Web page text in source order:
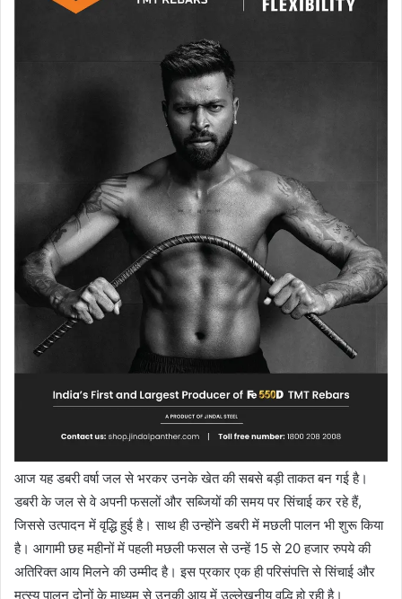
आज यह डबरी वर्षा जल से भरकर उनके खेत की सबसे बड़ी ताकत बन गई है।
डबरी के जल से वे अपनी फसलों और सब्जियों की समय पर सिंचाई कर रहे हैं,
जिससे उत्पादन में वृद्धि हुई है। साथ ही उन्होंने डबरी में मछली पालन भी शुरू किया
है। आगामी छह महीनों में पहली मछली फसल से उन्हें 15 से 20 हजार रुपये की
अतिरिक्त आय मिलने की उम्मीद है। इस प्रकार एक ही परिसंपत्ति से सिंचाई और
मत्स्य पालन दोनों के माध्यम से उनकी आय में उल्लेखनीय वृद्धि हो रही है।